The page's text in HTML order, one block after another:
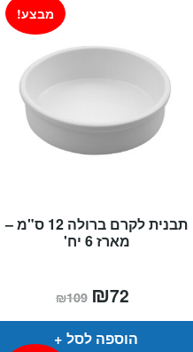
תבנית לקרם ברולה 12 ס"מ –
מארז 6 יח'
מבצע!
₪109 המחיר
המקורי
היה:
₪109.
₪72
הוא:
הוספה לסל